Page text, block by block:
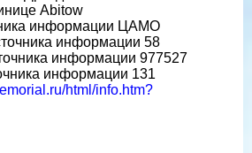
Abitow
информации ЦАМО
информации 58
информации 977527
информации 131
html/info.htm?